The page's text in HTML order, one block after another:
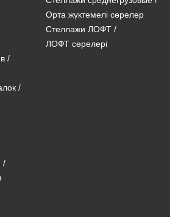
/
/
/
Орта жүктемелі сөрелер
Стеллажи ЛОФТ /
ЛОФТ сөрелері